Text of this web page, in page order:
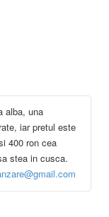
alba, una
iar pretul este
400 ron cea
stea in cusca.